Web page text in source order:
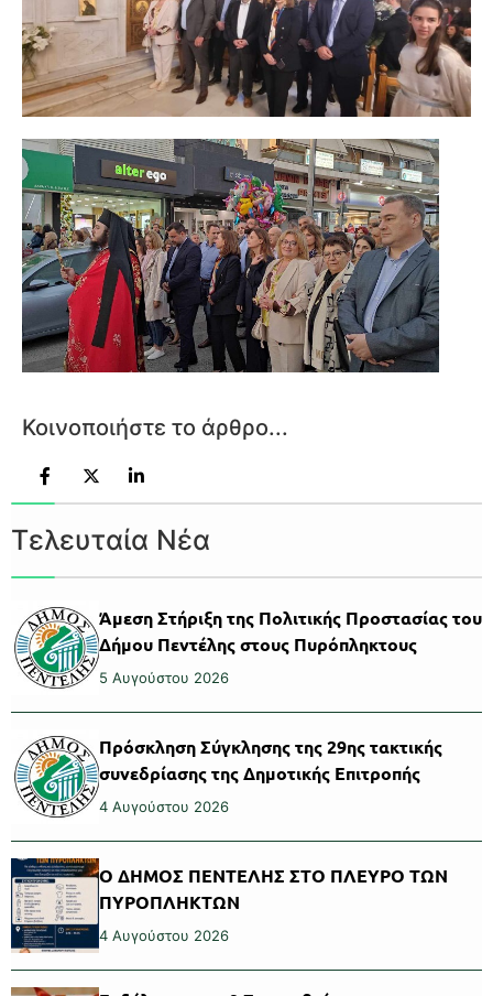
Κοινοποιήστε το άρθρο...
Τελευταία Νέα
Άμεση Στήριξη της Πολιτικής Προστασίας του
Δήμου Πεντέλης στους Πυρόπληκτους
5 Αυγούστου 2026
Πρόσκληση Σύγκλησης της 29ης τακτικής
συνεδρίασης της Δημοτικής Επιτροπής
4 Αυγούστου 2026
Ο ΔΗΜΟΣ ΠΕΝΤΕΛΗΣ ΣΤΟ ΠΛΕΥΡΟ ΤΩΝ
ΠΥΡΟΠΛΗΚΤΩΝ
4 Αυγούστου 2026